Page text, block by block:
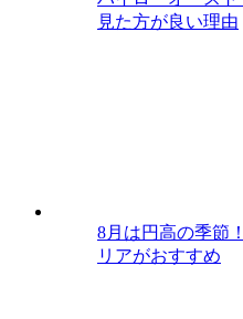
見た方が良い理由
8月は円高の季節
リアがおすすめ